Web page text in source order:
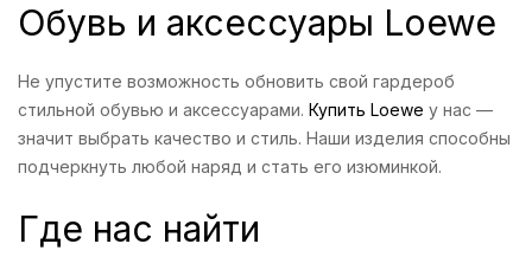
Обувь и аксессуары Loewe
Не упустите возможность обновить свой гардероб
стильной обувью и аксессуарами. Купить Loewe у нас —
значит выбрать качество и стиль. Наши изделия способны
подчеркнуть любой наряд и стать его изюминкой.
Где нас найти